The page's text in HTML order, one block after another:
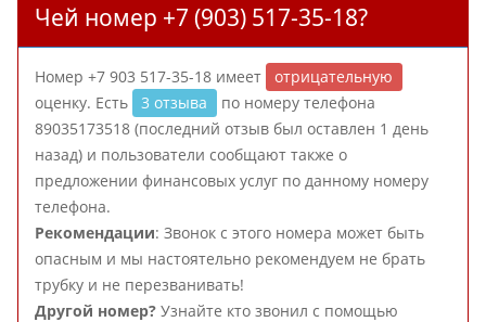
Чей номер +7 (903) 517-35-18?
Номер +7 903 517-35-18 имеет
отрицательную
оценку. Есть
3 отзыва
по номеру телефона
89035173518 (последний отзыв был оставлен 1 день
назад) и пользователи сообщают также о
предложении финансовых услуг по данному номеру
телефона.
Рекомендации: Звонок с этого номера может быть
опасным и мы настоятельно рекомендуем не брать
трубку и не перезванивать!
Другой номер? Узнайте кто звонил с помощью